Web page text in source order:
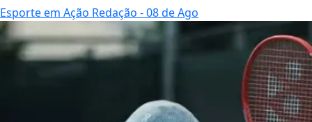
Esporte em Ação Redação - 08 de Ago